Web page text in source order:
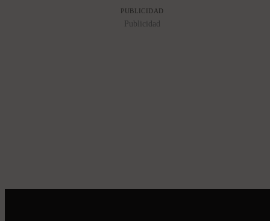
PUBLICIDAD
Publicidad